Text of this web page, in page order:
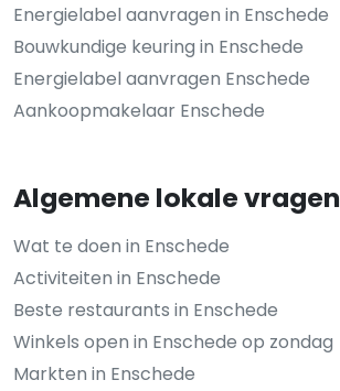
Energielabel aanvragen in Enschede
Bouwkundige keuring in Enschede
Energielabel aanvragen Enschede
Aankoopmakelaar Enschede
Algemene lokale vragen
Wat te doen in Enschede
Activiteiten in Enschede
Beste restaurants in Enschede
Winkels open in Enschede op zondag
Markten in Enschede